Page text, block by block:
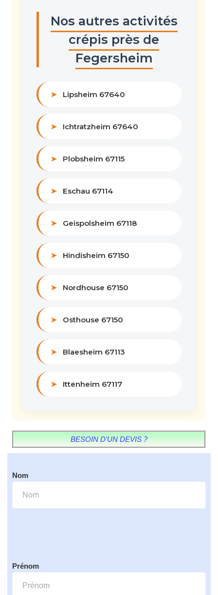
Nos autres activités
crépis près de
Fegersheim
➤ Lipsheim 67640
➤ Ichtratzheim 67640
➤ Plobsheim 67115
➤ Eschau 67114
➤ Geispolsheim 67118
➤ Hindisheim 67150
➤ Nordhouse 67150
➤ Osthouse 67150
➤ Blaesheim 67113
➤ Ittenheim 67117
BESOIN D'UN DEVIS ?
Nom
Prénom